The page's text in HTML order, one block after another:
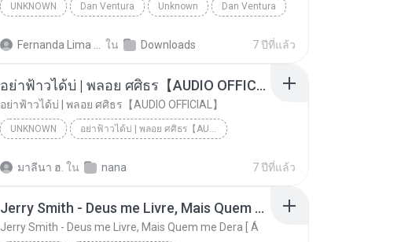
UNKNOWN Dan Ventura Unknown Dan Ventura
ใน Downloads 7 ปีที่แล้ว
อย่าฟ้าวได้บ่ | พลอย ศศิธร【AUDIO OFFICIAL】
อย่าฟ้าวได้บ่ | พลอย ศศิธร【AUDIO OFFICIAL】
UNKNOWN อย่าฟ้าวได้บ่ | พลอย ศศิธร【AUDIO OFFICIAL】
มาลีนา ฮ. ใน nana 7 ปีที่แล้ว
Jerry Smith - Deus me Livre, Mais Quem me Dera [ Á
Jerry Smith - Deus me Livre, Mais Quem me Dera [ Á